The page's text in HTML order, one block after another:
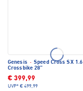
Genesis · Speed Cross SX 1.6
Crossbike 28"
€ 399,99
UVP* € 499,99